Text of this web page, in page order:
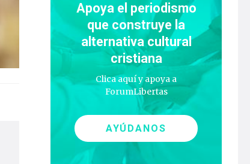
Apoya el periodismo
que construye la
alternativa cultural
cristiana
Clica aquí y apoya a
ForumLibertas
AYÚDANOS